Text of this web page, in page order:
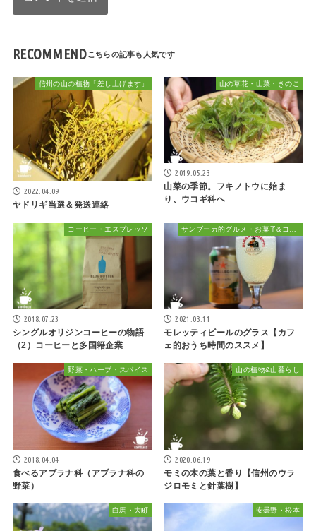
RECOMMEND
信州の山の植物「差し上げます」
2022.04.09
ヤドリギ当選＆発送連絡
山の草花・山菜・きのこ
2019.05.23
山菜の季節。フキノトウに始ま
り、ウコギ科へ
コーヒー・エスプレッソ
2018.07.23
シングルオリジンコーヒーの物語
（2）コーヒーと多国籍企業
サンブーカ的グルメ・お菓子&コーヒー、時々お酒
2021.03.11
モレッティビールのグラス【カフ
ェ的おうち時間のススメ】
野菜・ハーブ・スパイス
2018.04.04
食べるアブラナ科（アブラナ科の
野菜）
山の植物&山暮らし
2020.06.19
モミの木の葉と香り【信州のウラ
ジロモミと針葉樹】
白馬・大町 安曇野・松本